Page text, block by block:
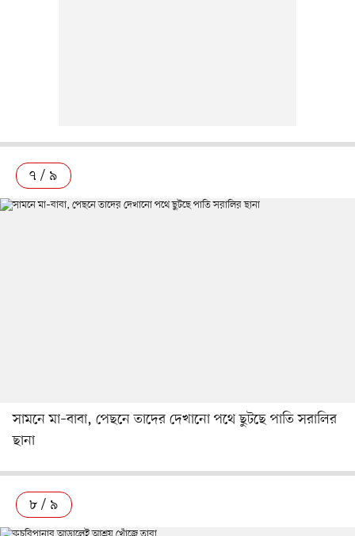
৭ / ৯
সামনে মা–বাবা, পেছনে তাদের দেখানো পথে ছুটছে পাতি সরালির
ছানা
৮ / ৯